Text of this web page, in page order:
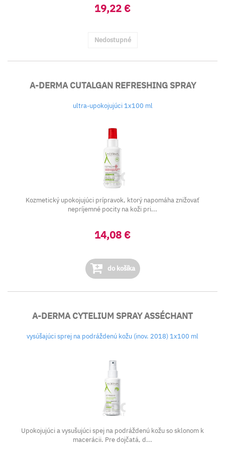
19,22 €
Nedostupné
A-DERMA CUTALGAN REFRESHING SPRAY
ultra-upokojujúci 1x100 ml
Kozmetický upokojujúci prípravok, ktorý napomáha znižovať
nepríjemné pocity na koži pri...
14,08 €
do košíka
A-DERMA CYTELIUM SPRAY ASSÉCHANT
vysúšajúci sprej na podráždenú kožu (inov. 2018) 1x100 ml
Upokojujúci a vysušujúci spej na podráždenú kožu so sklonom k
macerácii. Pre dojčatá, d...